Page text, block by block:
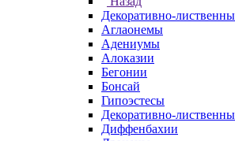
Декоративно-
Аглаонемы
Адениумы
Алоказии
Бегонии
Бонсай
Гипоэстесы
Декоративно-
Диффенбахии